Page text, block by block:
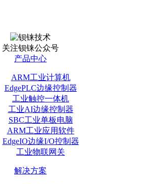
关注钡铼公众号
产品中心
ARM工业计算机
EdgePLC边缘控制器
工业触控一体机
工业AI边缘控制器
SBC工业单板电脑
ARM工业应用软件
EdgeIO边缘I/O控制器
工业物联网关
解决方案